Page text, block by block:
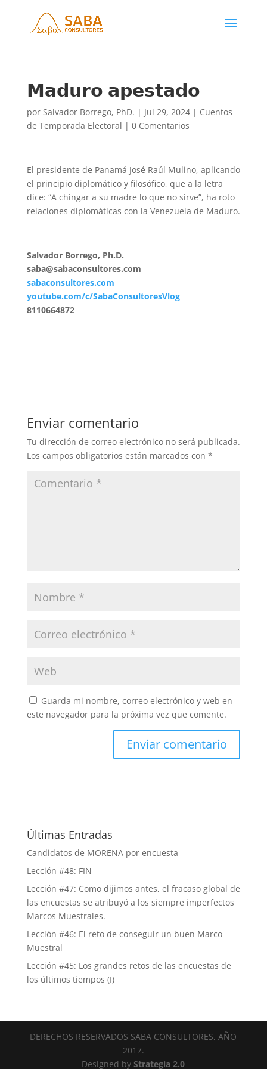
𝗠𝗮𝗱𝘂𝗿𝗼 𝗮𝗽𝗲𝘀𝘁𝗮𝗱𝗼
por Salvador Borrego, PhD. | Jul 29, 2024| Cuentos
de Temporada Electoral | 0 Comentarios
El presidente de Panamá José Raúl Mulino, aplicando
el principio diplomático y filosófico, que a la letra
dice: “A chingar a su madre lo que no sirve”, ha roto
relaciones diplomáticas con la Venezuela de Maduro.
Salvador Borrego, Ph.D.
saba@sabaconsultores.com
sabaconsultores.com
youtube.com/c/SabaConsultoresVlog
8110664872
Enviar comentario
Tu dirección de correo electrónico no será publicada.
Los campos obligatorios están marcados con *
Guarda mi nombre, correo electrónico y web en
este navegador para la próxima vez que comente.
Últimas Entradas
Candidatos de MORENA por encuesta
Lección #48: FIN
Lección #47: Como dijimos antes, el fracaso global de
las encuestas se atribuyó a los siempre imperfectos
Marcos Muestrales.
Lección #46: El reto de conseguir un buen Marco
Muestral
Lección #45: Los grandes retos de las encuestas de
los últimos tiempos (I)
DERECHOS RESERVADOS SABA CONSULTORES, AÑO
2017.
Designed byStrategia 2.0